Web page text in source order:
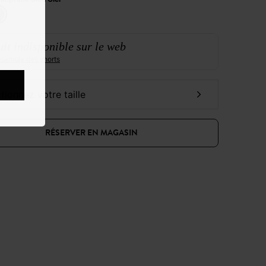
indisponible sur le web
des shorts
votre taille
RÉSERVER EN MAGASIN